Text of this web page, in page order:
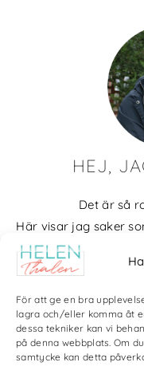
För att ge en bra
lagra och/eller komma åt
dessa tekniker kan vi
på denna webbplats. Om
samtycke kan detta
HEJ,
Det är så
Här visar jag saker
blir det mycket
kärlek till naturen
Bloggarkiv